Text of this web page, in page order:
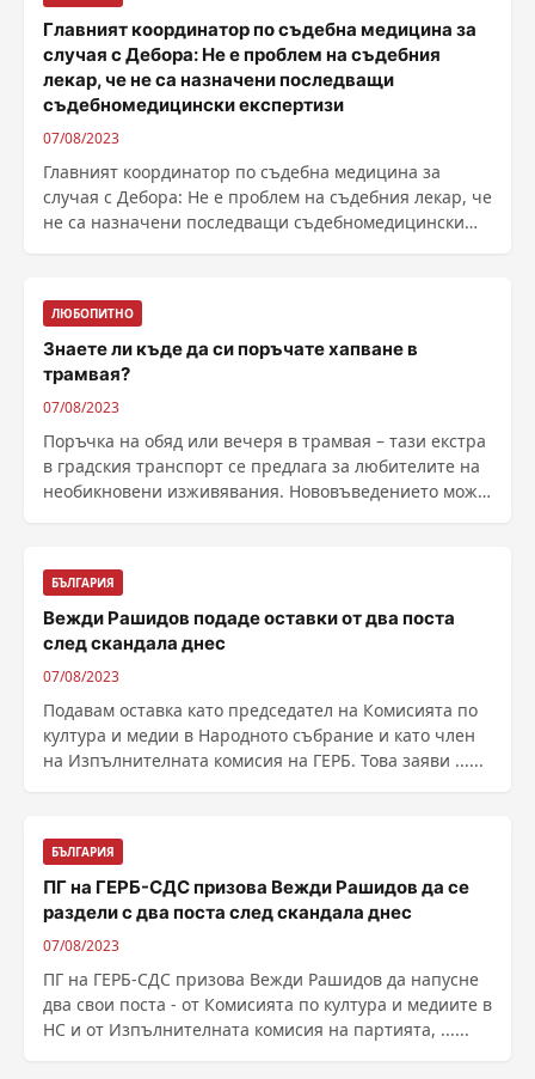
Главният координатор по съдебна медицина за
случая с Дебора: Не е проблем на съдебния
лекар, че не са назначени последващи
съдебномедицински експертизи
07/08/2023
Главният координатор по съдебна медицина за
случая с Дебора: Не е проблем на съдебния лекар, че
не са назначени последващи съдебномедицински
ЛЮБОПИТНО
Знаете ли къде да си поръчате хапване в
трамвая?
07/08/2023
Поръчка на обяд или вечеря в трамвая – тази екстра
в градския транспорт се предлага за любителите на
необикновени изживявания. Нововъведението може
БЪЛГАРИЯ
Вежди Рашидов подаде оставки от два поста
след скандала днес
07/08/2023
Подавам оставка като председател на Комисията по
култура и медии в Народното събрание и като член
на Изпълнителната комисия на ГЕРБ. Това заяви ......
БЪЛГАРИЯ
ПГ на ГЕРБ-СДС призова Вежди Рашидов да се
раздели с два поста след скандала днес
07/08/2023
ПГ на ГЕРБ-СДС призова Вежди Рашидов да напусне
два свои поста - от Комисията по култура и медиите в
НС и от Изпълнителната комисия на партията, ......